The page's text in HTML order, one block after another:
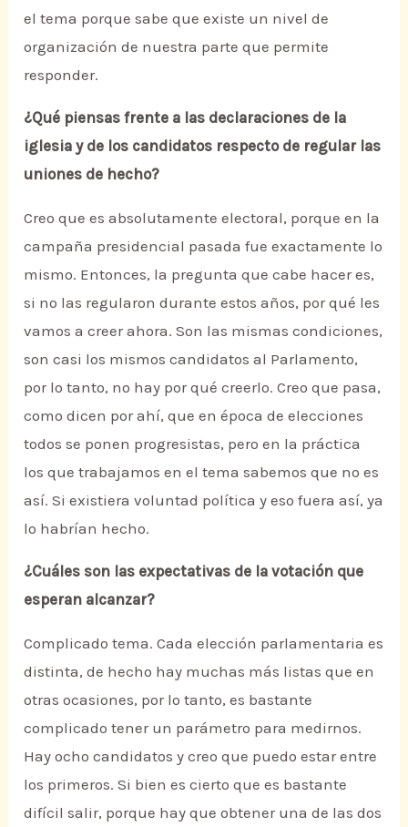
el tema porque sabe que existe un nivel de
organización de nuestra parte que permite
responder.
¿Qué piensas frente a las declaraciones de la
iglesia y de los candidatos respecto de regular las
uniones de hecho?
Creo que es absolutamente electoral, porque en la
campaña presidencial pasada fue exactamente lo
mismo. Entonces, la pregunta que cabe hacer es,
si no las regularon durante estos años, por qué les
vamos a creer ahora. Son las mismas condiciones,
son casi los mismos candidatos al Parlamento,
por lo tanto, no hay por qué creerlo. Creo que pasa,
como dicen por ahí, que en época de elecciones
todos se ponen progresistas, pero en la práctica
los que trabajamos en el tema sabemos que no es
así. Si existiera voluntad política y eso fuera así, ya
lo habrían hecho.
¿Cuáles son las expectativas de la votación que
esperan alcanzar?
Complicado tema. Cada elección parlamentaria es
distinta, de hecho hay muchas más listas que en
otras ocasiones, por lo tanto, es bastante
complicado tener un parámetro para medirnos.
Hay ocho candidatos y creo que puedo estar entre
los primeros. Si bien es cierto que es bastante
difícil salir, porque hay que obtener una de las dos